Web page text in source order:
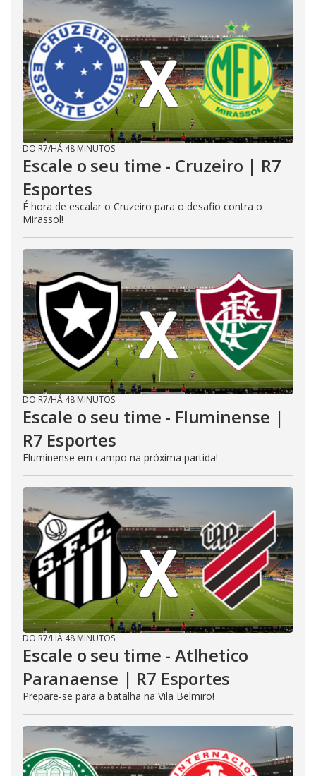
DO R7/HÁ 48 MINUTOS
Escale o seu time - Cruzeiro | R7
Esportes
É hora de escalar o Cruzeiro para o desafio contra o
Mirassol!
DO R7/HÁ 48 MINUTOS
Escale o seu time - Fluminense |
R7 Esportes
Fluminense em campo na próxima partida!
DO R7/HÁ 48 MINUTOS
Escale o seu time - Atlhetico
Paranaense | R7 Esportes
Prepare-se para a batalha na Vila Belmiro!